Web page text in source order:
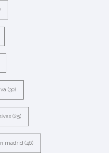
(30)
(25)
madrid (46)